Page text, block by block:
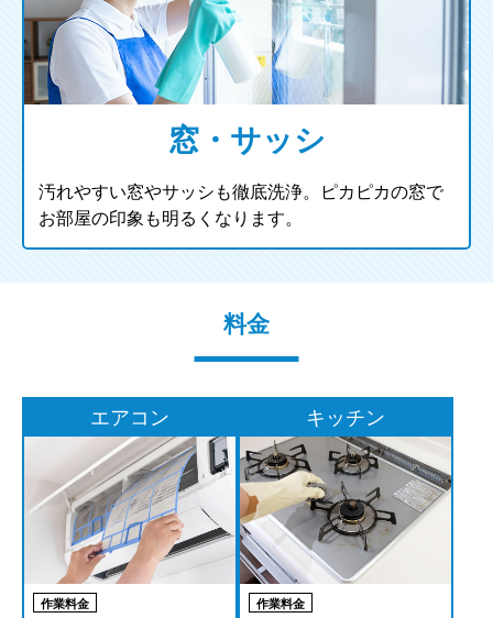
窓・サッシ
汚れやすい窓やサッシも徹底洗浄。ピカピカの窓で
お部屋の印象も明るくなります。
料金
エアコン
作業料金
キッチン
作業料金